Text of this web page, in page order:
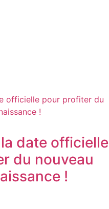
date officielle
du nouveau
!